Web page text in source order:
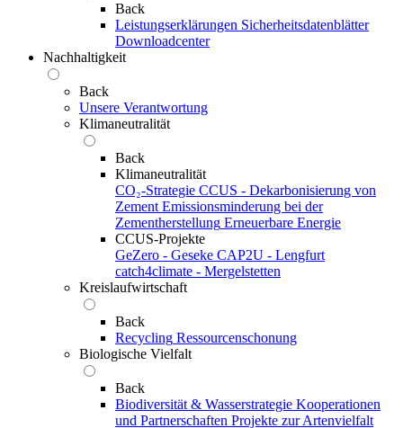
Back
Leistungserklärungen Sicherheitsdatenblätter
Downloadcenter
Nachhaltigkeit
Back
Unsere Verantwortung
Klimaneutralität
Back
Klimaneutralität
CO₂-Strategie CCUS - Dekarbonisierung von
Zement Emissionsminderung bei der
Zementherstellung Erneuerbare Energie
CCUS-Projekte
GeZero - Geseke CAP2U - Lengfurt
catch4climate - Mergelstetten
Kreislaufwirtschaft
Back
Recycling Ressourcenschonung
Biologische Vielfalt
Back
Biodiversität & Wasserstrategie Kooperationen
und Partnerschaften Projekte zur Artenvielfalt